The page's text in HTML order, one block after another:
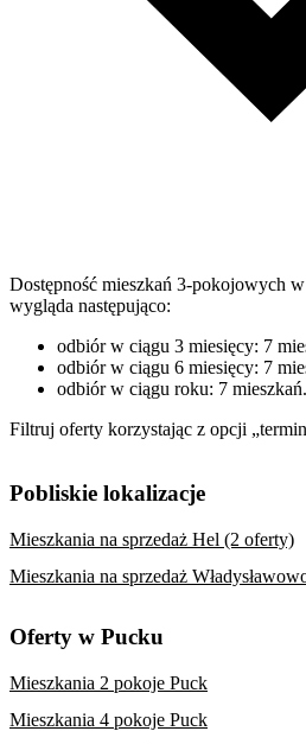
Dostępność mieszkań 3-pokojowych
wygląda następująco:
odbiór w ciągu 3 miesięcy: 7
odbiór w ciągu 6 miesięcy: 7
odbiór w ciągu roku: 7 mieszkań.
Filtruj oferty korzystając z opcji
Pobliskie lokalizacje
Mieszkania na sprzedaż Hel (2 oferty)
Mieszkania na sprzedaż
Oferty w Pucku
Mieszkania 2 pokoje Puck
Mieszkania 4 pokoje Puck